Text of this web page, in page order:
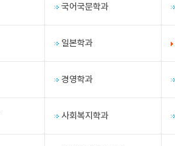
국어국문학과
일본학과
경영학과
사회복지학과